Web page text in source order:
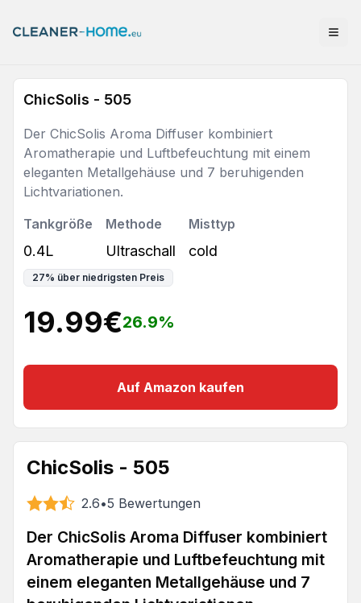
ChicSolis - 505
Der ChicSolis Aroma Diffuser kombiniert
Aromatherapie und Luftbefeuchtung mit einem
eleganten Metallgehäuse und 7 beruhigenden
Lichtvariationen.
Tankgröße
0.4L
Methode
Ultraschall
Misttyp
cold
27% über niedrigsten Preis
19.99€26.9%
Auf Amazon kaufen
ChicSolis - 505
2.6•5 Bewertungen
Der ChicSolis Aroma Diffuser kombiniert
Aromatherapie und Luftbefeuchtung mit
einem eleganten Metallgehäuse und 7